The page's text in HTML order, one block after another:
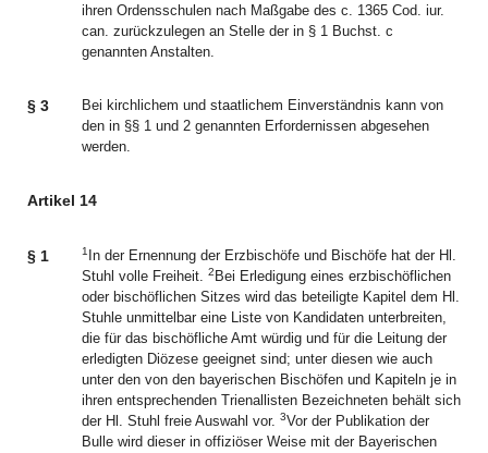
ihren Ordensschulen nach Maßgabe des c. 1365 Cod. iur.
can. zurückzulegen an Stelle der in § 1 Buchst. c
genannten Anstalten.
§ 3
Bei kirchlichem und staatlichem Einverständnis kann von
den in §§ 1 und 2 genannten Erfordernissen abgesehen
werden.
Artikel 14
§ 1 1 In der Ernennung der Erzbischöfe und Bischöfe hat der Hl.
Stuhl volle Freiheit. 2 Bei Erledigung eines erzbischöflichen
oder bischöflichen Sitzes wird das beteiligte Kapitel dem Hl.
Stuhle unmittelbar eine Liste von Kandidaten unterbreiten,
die für das bischöfliche Amt würdig und für die Leitung der
erledigten Diözese geeignet sind; unter diesen wie auch
unter den von den bayerischen Bischöfen und Kapiteln je in
ihren entsprechenden Trienallisten Bezeichneten behält sich
der Hl. Stuhl freie Auswahl vor. 3Vor der Publikation der
Bulle wird dieser in offiziöser Weise mit der Bayerischen